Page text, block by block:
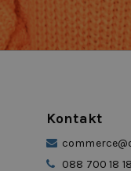
Kontakt
088 700 18 18